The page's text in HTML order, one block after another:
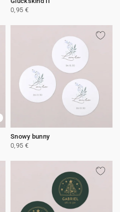
0,95 €
Snowy bunny
0,95 €